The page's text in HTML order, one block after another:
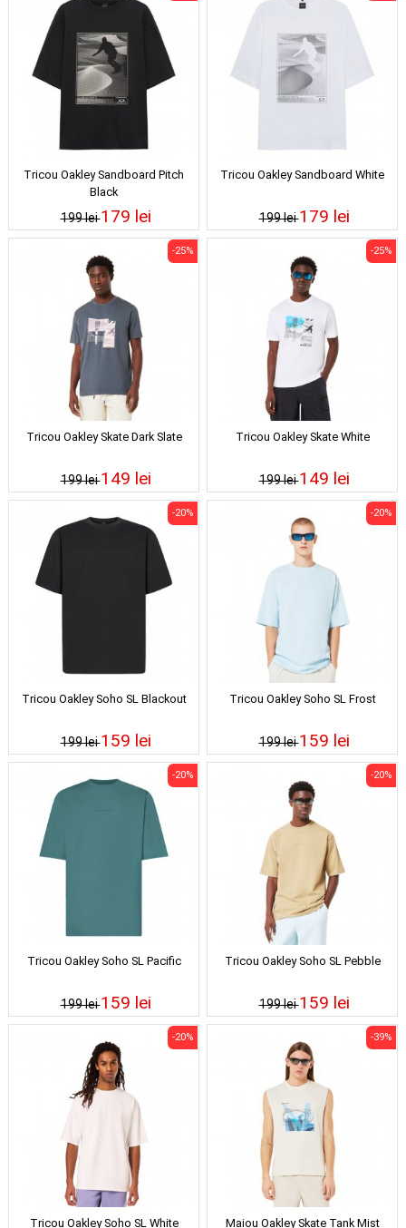
Tricou Oakley Sandboard Pitch
Black
199 lei179 lei
Tricou Oakley Sandboard White
199 lei179 lei
Tricou Oakley Skate Dark Slate
199 lei
-25%
149 lei
Tricou Oakley Skate White
199 lei
-25%
149 lei
Tricou Oakley Soho SL Blackout
199 lei
-20%
159 lei
Tricou Oakley Soho SL Frost
199 lei
-20%
159 lei
Tricou Oakley Soho SL Pacific
199 lei
-20%
159 lei
Tricou Oakley Soho SL Pebble
199 lei
-20%
159 lei
Tricou Oakley Soho SL White
-20%
Maiou Oakley Skate Tank Mist
-39%